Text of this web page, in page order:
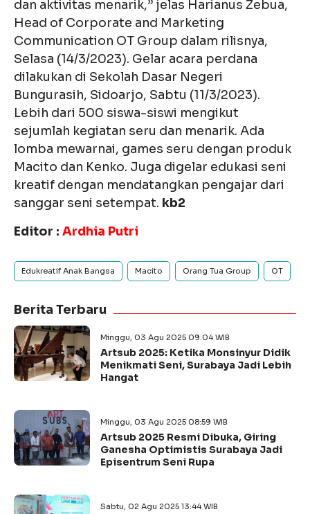
dan aktivitas menarik,” jelas Harianus Zebua,
Head of Corporate and Marketing
Communication OT Group dalam rilisnya,
Selasa (14/3/2023). Gelar acara perdana
dilakukan di Sekolah Dasar Negeri
Bungurasih, Sidoarjo, Sabtu (11/3/2023).
Lebih dari 500 siswa-siswi mengikut
sejumlah kegiatan seru dan menarik. Ada
lomba mewarnai, games seru dengan produk
Macito dan Kenko. Juga digelar edukasi seni
kreatif dengan mendatangkan pengajar dari
sanggar seni setempat. kb2
Editor : Ardhia Putri
Edukreatif Anak Bangsa Macito Orang Tua Group OT
Berita Terbaru
Minggu, 03 Agu 2025 09:04 WIB
Artsub 2025: Ketika Monsinyur Didik
Menikmati Seni, Surabaya Jadi Lebih
Hangat
Minggu, 03 Agu 2025 08:59 WIB
Artsub 2025 Resmi Dibuka, Giring
Ganesha Optimistis Surabaya Jadi
Episentrum Seni Rupa
Sabtu, 02 Agu 2025 13:44 WIB